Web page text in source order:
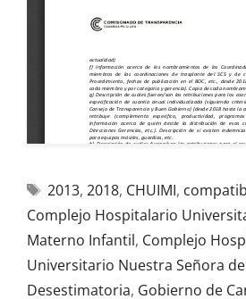
2013, 2018, CHUIMI,
Complejo Hospitalario
Materno Infantil, Complejo
Universitario Nuestra Señora
Desestimatoria, Gobierno de